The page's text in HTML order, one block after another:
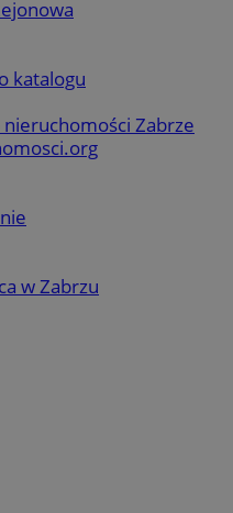
katalogu
nieruchomości Zabrze
w Zabrzu